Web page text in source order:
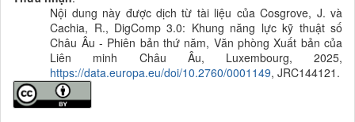
Nội dung này được dịch từ tài liệu củaCosgrove, J. và
Cachia, R., DigComp 3.0: Khung năng lực kỹ thuật số
Châu Âu - Phiên bản thứ năm, Văn phòng Xuất bản của
Liên minh Châu Âu, Luxembourg, 2025,
https://data.europa.eu/doi/10.2760/0001149, JRC144121.